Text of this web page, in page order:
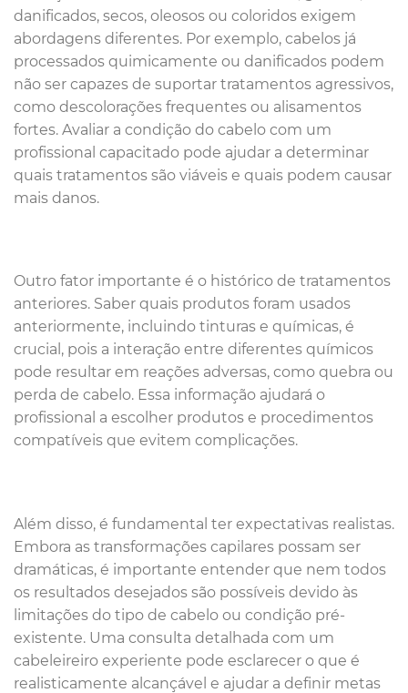
danificados, secos, oleosos ou coloridos exigem
abordagens diferentes. Por exemplo, cabelos já
processados quimicamente ou danificados podem
não ser capazes de suportar tratamentos agressivos,
como descolorações frequentes ou alisamentos
fortes. Avaliar a condição do cabelo com um
profissional capacitado pode ajudar a determinar
quais tratamentos são viáveis e quais podem causar
mais danos.
Outro fator importante é o histórico de tratamentos
anteriores. Saber quais produtos foram usados
anteriormente, incluindo tinturas e químicas, é
crucial, pois a interação entre diferentes químicos
pode resultar em reações adversas, como quebra ou
perda de cabelo. Essa informação ajudará o
profissional a escolher produtos e procedimentos
compatíveis que evitem complicações.
Além disso, é fundamental ter expectativas realistas.
Embora as transformações capilares possam ser
dramáticas, é importante entender que nem todos
os resultados desejados são possíveis devido às
limitações do tipo de cabelo ou condição pré-
existente. Uma consulta detalhada com um
cabeleireiro experiente pode esclarecer o que é
realisticamente alcançável e ajudar a definir metas